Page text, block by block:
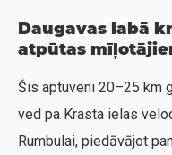
Daugavas labā
atpūtas
Šis aptuveni 20–25 km
ved pa Krasta ielas
Rumbulai, piedāvājot